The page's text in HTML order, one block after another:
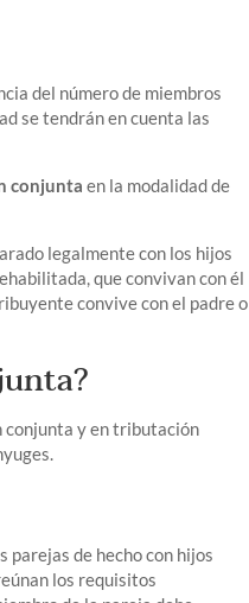
del número de miembros
se tendrán en cuenta las
conjunta en la modalidad de
legalmente con los hijos
que convivan con él
convive con el padre o
conjunta y en tributación
parejas de hecho con hijos
los requisitos